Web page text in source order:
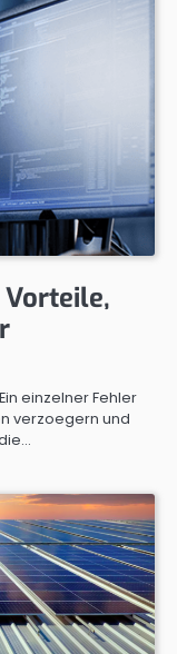
einzelner Fehler
verzoegern und